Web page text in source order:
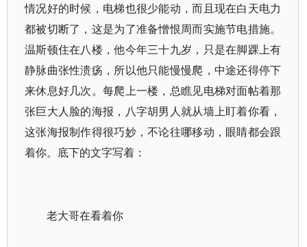
情况好的时候，电梯也很少能动，而且现在白天电力
都被切断了，这是为了准备憎恨周而实施节电措施。
温斯顿住在八楼，他今年三十九岁，只是在脚踝上有
静脉曲张性溃疡，所以他只能慢慢爬，中途还得停下
来休息好几次。每爬上一楼，总瞧见电梯对面帖着那
张巨大人脸的海报，八字胡男人就从墙上盯着你看，
这张海报制作得很巧妙，不论往哪移动，眼睛都会跟
着你。底下的文字写着：
老大哥在看着你